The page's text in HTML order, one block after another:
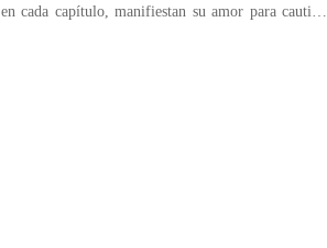
en cada capítulo, manifiestan su amor para cautivar